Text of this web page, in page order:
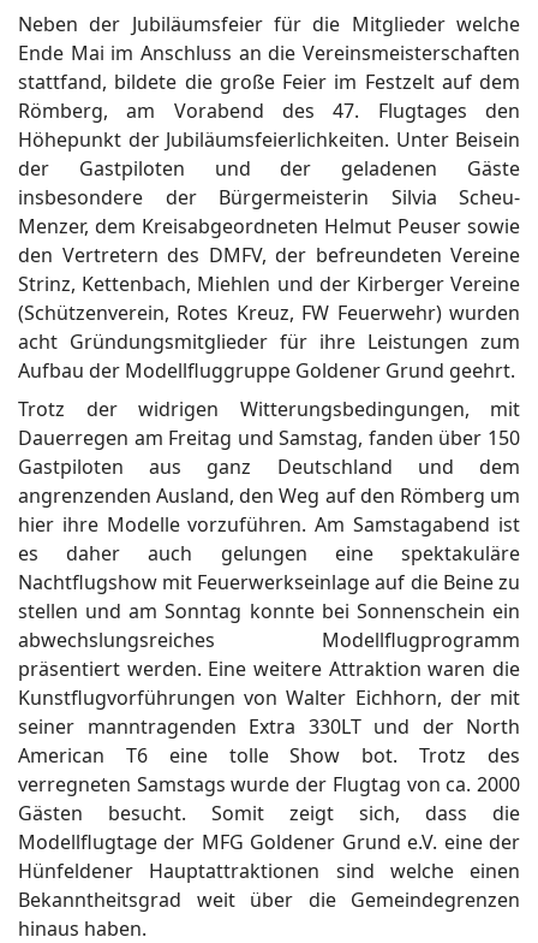
Neben der Jubiläumsfeier für die Mitglieder welche
Ende Mai im Anschluss an die Vereinsmeisterschaften
stattfand, bildete die große Feier im Festzelt auf dem
Römberg, am Vorabend des 47. Flugtages den
Höhepunkt der Jubiläumsfeierlichkeiten. Unter Beisein
der Gastpiloten und der geladenen Gäste
insbesondere der Bürgermeisterin Silvia Scheu-
Menzer, dem Kreisabgeordneten Helmut Peuser sowie
den Vertretern des DMFV, der befreundeten Vereine
Strinz, Kettenbach, Miehlen und der Kirberger Vereine
(Schützenverein, Rotes Kreuz, FW Feuerwehr) wurden
acht Gründungsmitglieder für ihre Leistungen zum
Aufbau der Modellfluggruppe Goldener Grund geehrt.
Trotz der widrigen Witterungsbedingungen, mit
Dauerregen am Freitag und Samstag, fanden über 150
Gastpiloten aus ganz Deutschland und dem
angrenzenden Ausland, den Weg auf den Römberg um
hier ihre Modelle vorzuführen. Am Samstagabend ist
es daher auch gelungen eine spektakuläre
Nachtflugshow mit Feuerwerkseinlage auf die Beine zu
stellen und am Sonntag konnte bei Sonnenschein ein
abwechslungsreiches Modellflugprogramm
präsentiert werden. Eine weitere Attraktion waren die
Kunstflugvorführungen von Walter Eichhorn, der mit
seiner manntragenden Extra 330LT und der North
American T6 eine tolle Show bot. Trotz des
verregneten Samstags wurde der Flugtag von ca. 2000
Gästen besucht. Somit zeigt sich, dass die
Modellflugtage der MFG Goldener Grund e.V. eine der
Hünfeldener Hauptattraktionen sind welche einen
Bekanntheitsgrad weit über die Gemeindegrenzen
hinaus haben.